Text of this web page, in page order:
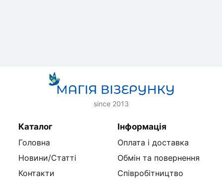
since 2013
Каталог
Головна
Новини/Статті
Контакти
Інформація
Оплата і доставка
Обмін та повернення
Співробітництво